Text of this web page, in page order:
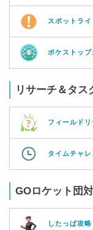
スポットラ
ポケストッ
リサーチ＆タス
フィールドリ
タイムチャレ
GOロケット団
したっぱ攻略